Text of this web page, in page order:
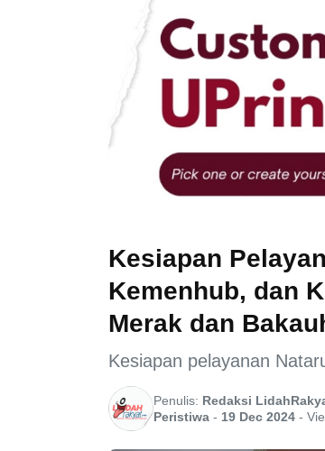
Kesiapan
Kemenhub, dan
Merak dan
Kesiapan pelayanan
Penulis: Redaksi
Peristiwa - 19 Dec 2024 -